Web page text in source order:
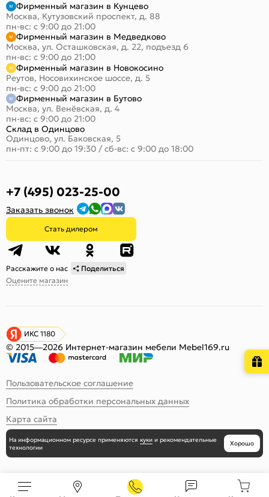
Фирменный магазин в Кунцево
Москва, Кутузовский проспект, д. 88
пн-вс: с 9:00 до 21:00
Фирменный магазин в Медведково
Москва, ул. Осташковская, д. 22, подъезд 6
пн-вс: с 9:00 до 21:00
Фирменный магазин в Новокосино
Реутов, Носовихинское шоссе, д. 5
пн-вс: с 9:00 до 21:00
Фирменный магазин в Бутово
Москва, ул. Венёвская, д. 4
пн-вс: с 9:00 до 21:00
Склад в Одинцово
Одинцово, ул. Баковская, 5
пн-пт: с 9:00 до 19:30 / сб-вс: с 9:00 до 18:00
+7 (495) 023-25-00
Заказать звонок
Стать дилером
Расскажите о нас
Поделиться
Оцените магазин
ИКС 1180
© 2015—2026 Интернет-магазин мебели Mebel169.ru
Пользовательское соглашение
Политика обработки персональных данных
Карта сайта
На информационном ресурсе применяются куки и рекомендательные
технологии
Хорошо